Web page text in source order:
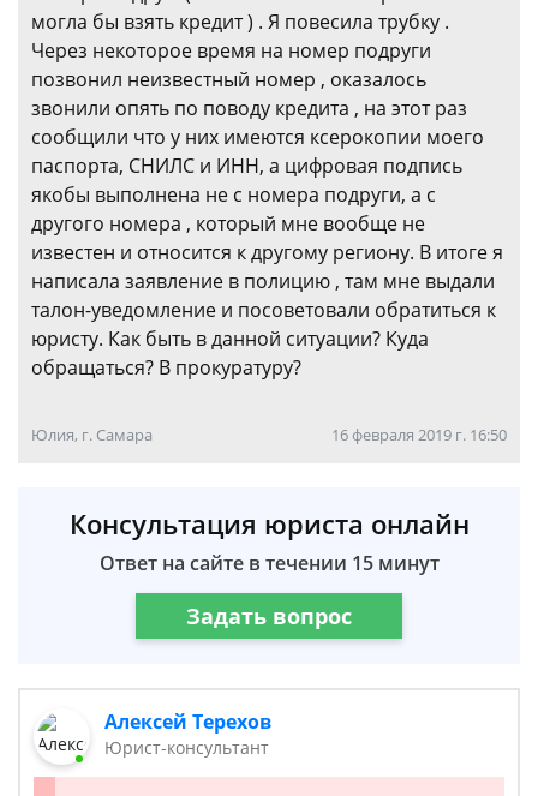
могла бы взять кредит ) . Я повесила трубку .
Через некоторое время на номер подруги
позвонил неизвестный номер , оказалось
звонили опять по поводу кредита , на этот раз
сообщили что у них имеются ксерокопии моего
паспорта, СНИЛС и ИНН, а цифровая подпись
якобы выполнена не с номера подруги, а с
другого номера , который мне вообще не
известен и относится к другому региону. В итоге я
написала заявление в полицию , там мне выдали
талон-уведомление и посоветовали обратиться к
юристу. Как быть в данной ситуации? Куда
обращаться? В прокуратуру?
Юлия, г. Самара 16 февраля 2019 г. 16:50
Консультация юриста онлайн
Ответ на сайте в течении 15 минут
Задать вопрос
Алексей Терехов
Юрист-консультант